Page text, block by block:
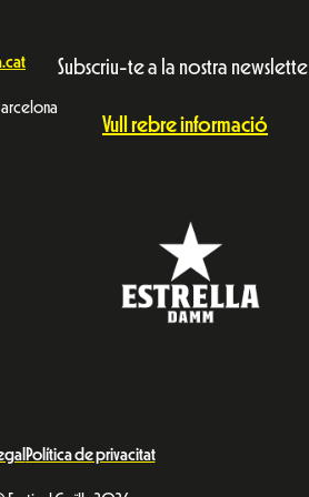
Subscriu-te a la nostra
Vull rebre informació
Política de privacitat